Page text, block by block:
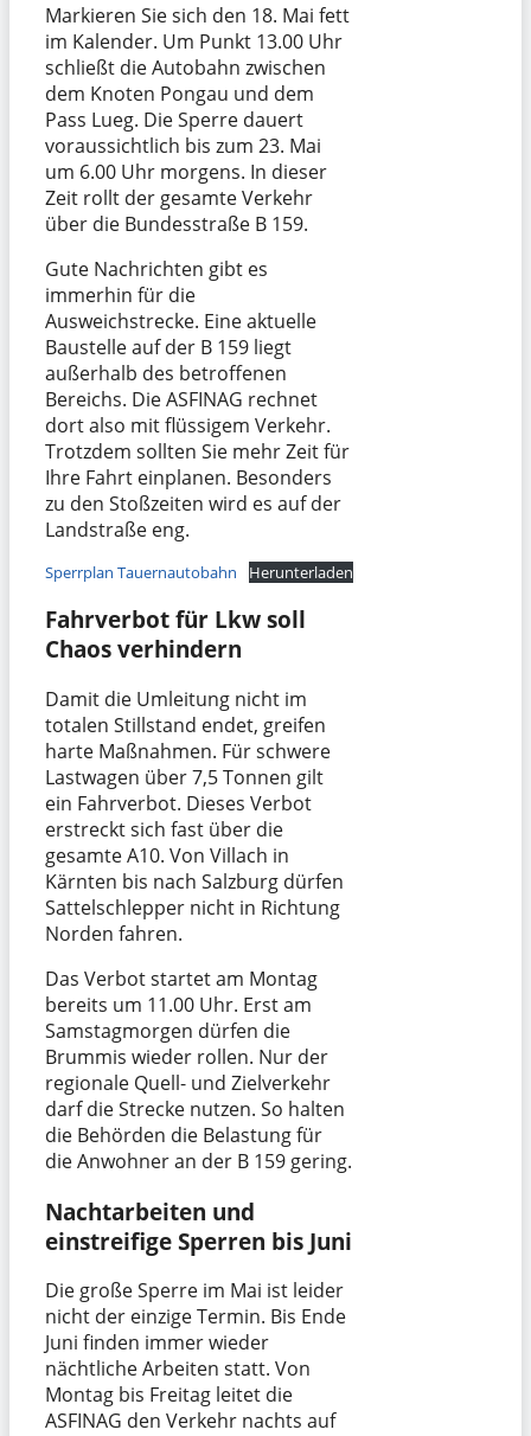
Markieren Sie sich den 18. Mai fett
im Kalender. Um Punkt 13.00 Uhr
schließt die Autobahn zwischen
dem Knoten Pongau und dem
Pass Lueg. Die Sperre dauert
voraussichtlich bis zum 23. Mai
um 6.00 Uhr morgens. In dieser
Zeit rollt der gesamte Verkehr
über die Bundesstraße B 159.
Gute Nachrichten gibt es
immerhin für die
Ausweichstrecke. Eine aktuelle
Baustelle auf der B 159 liegt
außerhalb des betroffenen
Bereichs. Die ASFINAG rechnet
dort also mit flüssigem Verkehr.
Trotzdem sollten Sie mehr Zeit für
Ihre Fahrt einplanen. Besonders
zu den Stoßzeiten wird es auf der
Landstraße eng.
Sperrplan Tauernautobahn Herunterladen
Fahrverbot für Lkw soll
Chaos verhindern
Damit die Umleitung nicht im
totalen Stillstand endet, greifen
harte Maßnahmen. Für schwere
Lastwagen über 7,5 Tonnen gilt
ein Fahrverbot. Dieses Verbot
erstreckt sich fast über die
gesamte A10. Von Villach in
Kärnten bis nach Salzburg dürfen
Sattelschlepper nicht in Richtung
Norden fahren.
Das Verbot startet am Montag
bereits um 11.00 Uhr. Erst am
Samstagmorgen dürfen die
Brummis wieder rollen. Nur der
regionale Quell- und Zielverkehr
darf die Strecke nutzen. So halten
die Behörden die Belastung für
die Anwohner an der B 159 gering.
Nachtarbeiten und
einstreifige Sperren bis Juni
Die große Sperre im Mai ist leider
nicht der einzige Termin. Bis Ende
Juni finden immer wieder
nächtliche Arbeiten statt. Von
Montag bis Freitag leitet die
ASFINAG den Verkehr nachts auf